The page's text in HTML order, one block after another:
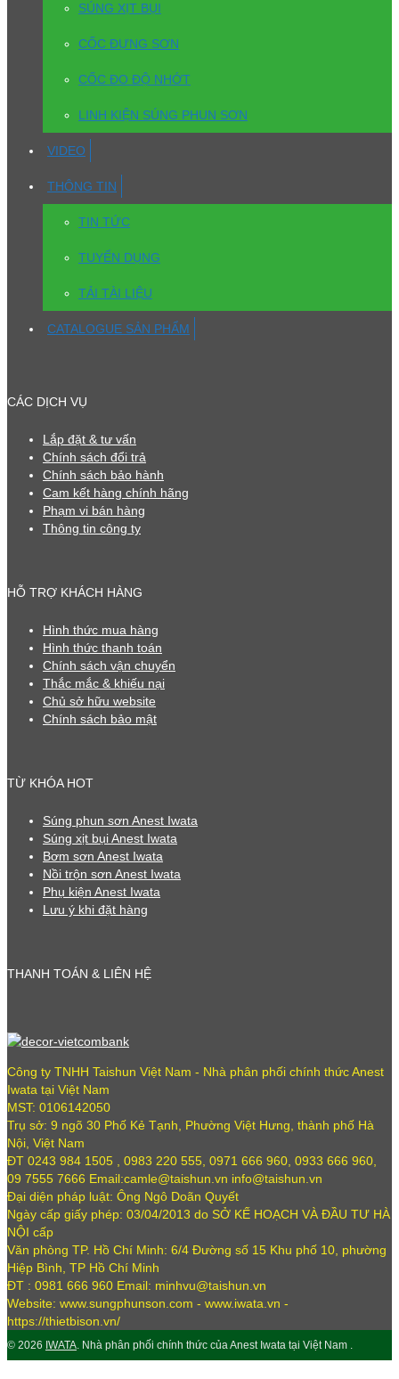
SÚNG XỊT BỤI
CỐC ĐỰNG SƠN
CỐC ĐO ĐỘ NHỚT
LINH KIỆN SÚNG PHUN SƠN
VIDEO
THÔNG TIN
TIN TỨC
TUYỂN DỤNG
TẢI TÀI LIỆU
CATALOGUE SẢN PHẨM
CÁC DỊCH VỤ
Lắp đặt & tư vấn
Chính sách đổi trả
Chính sách bảo hành
Cam kết hàng chính hãng
Phạm vi bán hàng
Thông tin công ty
HỖ TRỢ KHÁCH HÀNG
Hình thức mua hàng
Hình thức thanh toán
Chính sách vận chuyển
Thắc mắc & khiếu nại
Chủ sở hữu website
Chính sách bảo mật
TỪ KHÓA HOT
Súng phun sơn Anest Iwata
Súng xịt bụi Anest Iwata
Bơm sơn Anest Iwata
Nồi trộn sơn Anest Iwata
Phụ kiện Anest Iwata
Lưu ý khi đặt hàng
THANH TOÁN & LIÊN HỆ
Công ty TNHH Taishun Việt Nam - Nhà phân phối chính thức Anest
Iwata tại Việt Nam
MST: 0106142050
Trụ sở: 9 ngõ 30 Phố Kẻ Tạnh, Phường Việt Hưng, thành phố Hà
Nội, Việt Nam
ĐT 0243 984 1505 , 0983 220 555, 0971 666 960, 0933 666 960,
09 7555 7666 Email:camle@taishun.vn info@taishun.vn
Đại diện pháp luật: Ông Ngô Doãn Quyết
Ngày cấp giấy phép: 03/04/2013 do SỞ KẾ HOẠCH VÀ ĐẦU TƯ HÀ
NỘI cấp
Văn phòng TP. Hồ Chí Minh: 6/4 Đường số 15 Khu phố 10, phường
Hiệp Bình, TP Hồ Chí Minh
ĐT : 0981 666 960 Email: minhvu@taishun.vn
Website: www.sungphunson.com - www.iwata.vn -
https://thietbison.vn/
© 2026 IWATA. Nhà phân phối chính thức của Anest Iwata tại Việt Nam .